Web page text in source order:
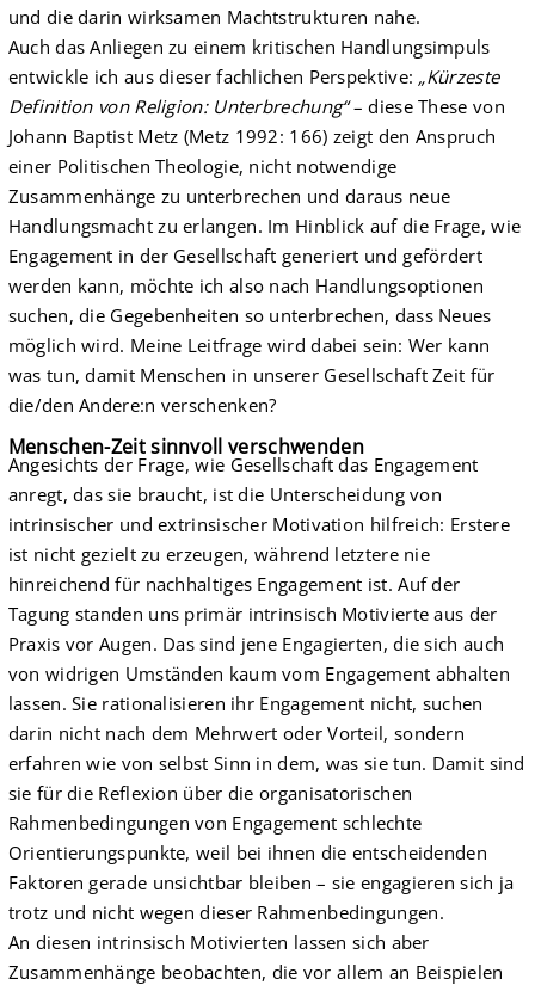
und die darin wirksamen Machtstrukturen nahe.
Auch das Anliegen zu einem kritischen Handlungsimpuls
entwickle ich aus dieser fachlichen Perspektive: „Kürzeste
Definition von Religion: Unterbrechung“– diese These von
Johann Baptist Metz (Metz 1992: 166) zeigt den Anspruch
einer Politischen Theologie, nicht notwendige
Zusammenhänge zu unterbrechen und daraus neue
Handlungsmacht zu erlangen. Im Hinblick auf die Frage, wie
Engagement in der Gesellschaft generiert und gefördert
werden kann, möchte ich also nach Handlungsoptionen
suchen, die Gegebenheiten so unterbrechen, dass Neues
möglich wird. Meine Leitfrage wird dabei sein: Wer kann
was tun, damit Menschen in unserer Gesellschaft Zeit für
die/den Andere:n verschenken?
Menschen-Zeit sinnvoll verschwenden
Angesichts der Frage, wie Gesellschaft das Engagement
anregt, das sie braucht, ist die Unterscheidung von
intrinsischer und extrinsischer Motivation hilfreich: Erstere
ist nicht gezielt zu erzeugen, während letztere nie
hinreichend für nachhaltiges Engagement ist. Auf der
Tagung standen uns primär intrinsisch Motivierte aus der
Praxis vor Augen. Das sind jene Engagierten, die sich auch
von widrigen Umständen kaum vom Engagement abhalten
lassen. Sie rationalisieren ihr Engagement nicht, suchen
darin nicht nach dem Mehrwert oder Vorteil, sondern
erfahren wie von selbst Sinn in dem, was sie tun. Damit sind
sie für die Reflexion über die organisatorischen
Rahmenbedingungen von Engagement schlechte
Orientierungspunkte, weil bei ihnen die entscheidenden
Faktoren gerade unsichtbar bleiben – sie engagieren sich ja
trotz und nicht wegen dieser Rahmenbedingungen.
An diesen intrinsisch Motivierten lassen sich aber
Zusammenhänge beobachten, die vor allem an Beispielen